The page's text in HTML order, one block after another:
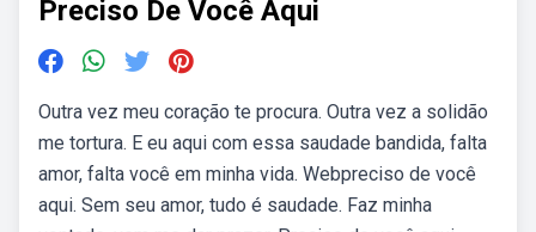
Preciso De Você Aqui
Outra vez meu coração te procura. Outra vez a solidão
me tortura. E eu aqui com essa saudade bandida, falta
amor, falta você em minha vida. Webpreciso de você
aqui. Sem seu amor, tudo é saudade. Faz minha